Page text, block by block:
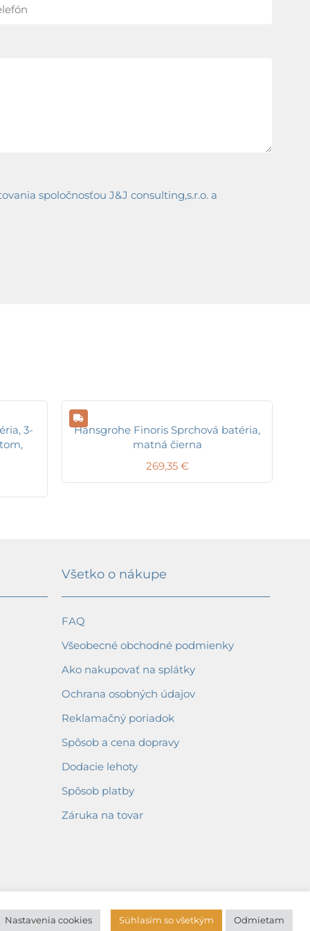
spoločnosťou J&J consulting,s.r.o. a
3-
Hansgrohe Finoris Sprchová batéria,
matná čierna
269,35 €
Všetko o nákupe
FAQ
Všeobecné obchodné podmienky
Ako nakupovať na splátky
Ochrana osobných údajov
Reklamačný poriadok
Spôsob a cena dopravy
Dodacie lehoty
Spôsob platby
Záruka na tovar
Nastavenia cookies Súhlasím so všetkým Odmietam